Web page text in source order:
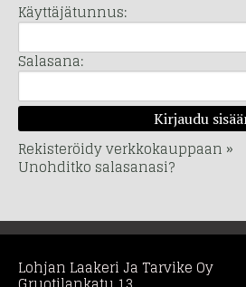
Käyttäjätunnus:
Salasana:
Rekisteröidy verkkokauppaan »
Unohditko salasanasi?
Lohjan Laakeri Ja Tarvike Oy